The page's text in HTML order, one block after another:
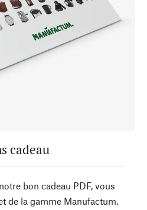
cadeau
bon cadeau PDF, vous
de la gamme Manufactum.